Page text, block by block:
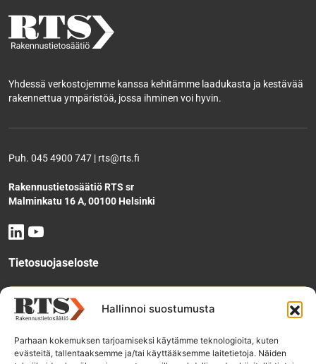
Hallinnoi suostumusta
Parhaan kokemuksen tarjoamiseksi käytämme teknologioita, kuten
evästeitä, tallentaaksemme ja/tai käyttääksemme laitetietoja. Näiden
Yhdessä verkostojemme kanssa kehitämme laadukasta ja kestävää
rakennettua ympäristöä, jossa ihminen voi hyvin.
Puh. 045 4900 747 | rts@rts.fi
Rakennustietosäätiö RTS sr
Malminkatu 16 A, 00100 Helsinki
Tietosuojaseloste
Tee käyttölupahakemus
Tilaa uutiskirje